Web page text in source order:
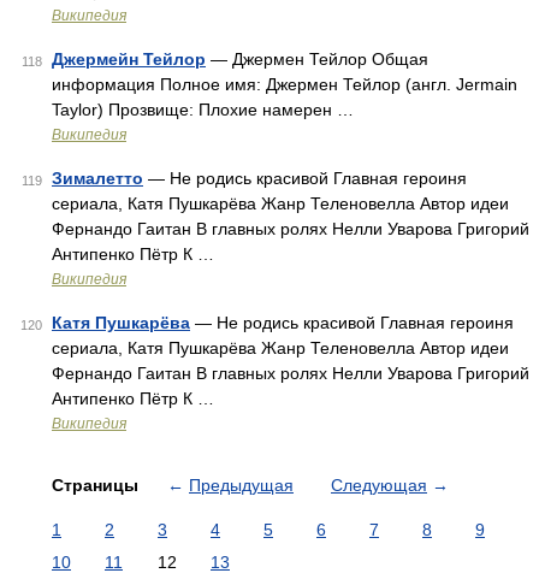
Википедия
118 Джермейн Тейлор — Джермен Тейлор Общая
информация Полное имя: Джермен Тейлор (англ. Jermain
Taylor) Прозвище: Плохие намерен …
Википедия
119 Зималетто — Не родись красивой Главная героиня
сериала, Катя Пушкарёва Жанр Теленовелла Автор идеи
Фернандо Гаитан В главных ролях Нелли Уварова Григорий
Антипенко Пётр К …
Википедия
120 Катя Пушкарёва — Не родись красивой Главная героиня
сериала, Катя Пушкарёва Жанр Теленовелла Автор идеи
Фернандо Гаитан В главных ролях Нелли Уварова Григорий
Антипенко Пётр К …
Википедия
Страницы ← Предыдущая Следующая →
1 2 3 4 5 6 7 8
9
10
11 12 13